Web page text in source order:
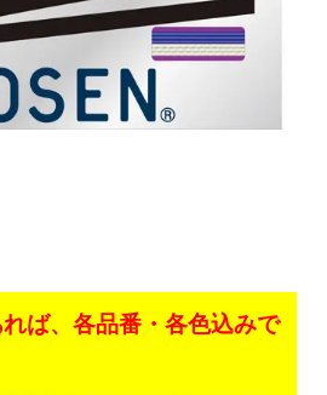
ば、各品番・各色込みで